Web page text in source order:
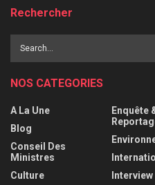
Rechercher
NOS CATEGORIES
A La Une
Blog
Conseil Des
Ministres
Culture
Enquête
Interview